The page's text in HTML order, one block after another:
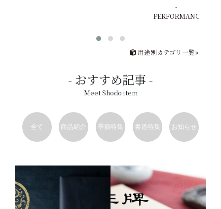
PERFORMANCE
用途別カテゴリ一覧»
おすすめ記事
Meet Shodo item
全て 商品紹介 季節特集 書道特集 お知らせ